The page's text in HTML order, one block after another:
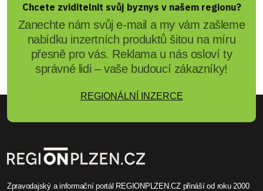
Chcete zviditelnit svůj byznys v našem regionu?
Zanechte nám svůj e-mail a my vám zašleme
nabídku inzertních produktů šitou na míru
přesně pro vás. Reklama u nás osloví ty
správné lidi – vaše budoucí zákazníky!
REGIONÁLNÍ INZERCE
Zpravodajský a informační portál REGIONPLZEN.CZ přináší od roku 2000